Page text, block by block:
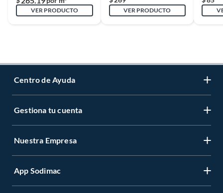
VER PRODUCTO VER PRODUCTO
Centro de Ayuda
Servicio al Cliente
Venta a empresas
Gestiona tu cuenta
Gestiona tu cuenta
Nuestra Empresa
Nuestras tiendas
App Sodimac